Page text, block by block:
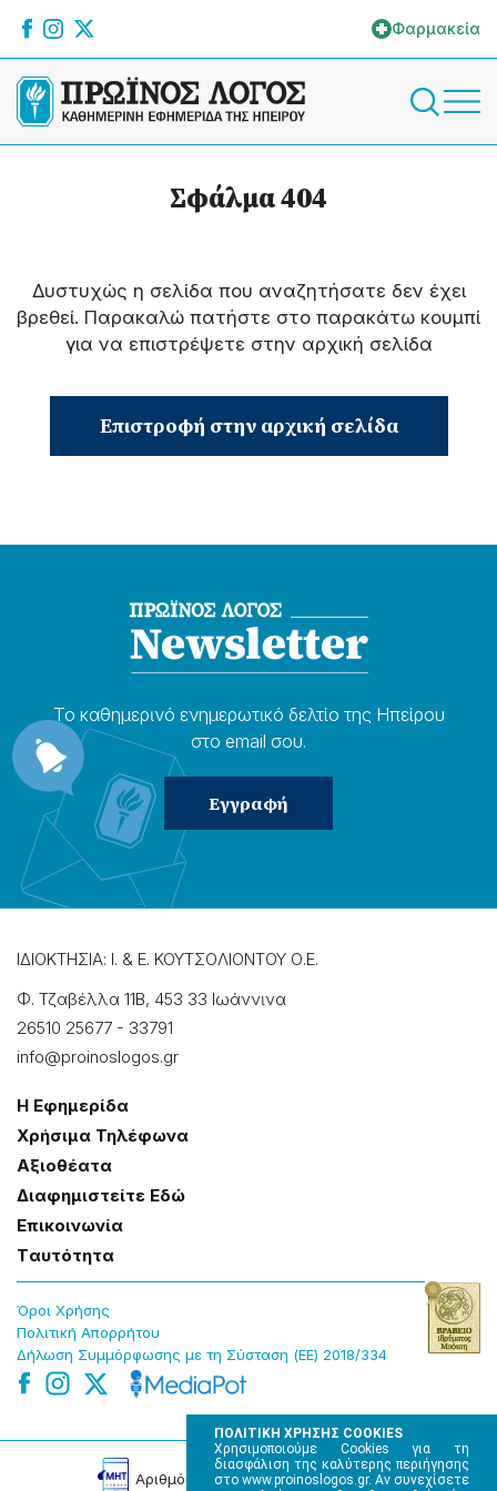
ΠΟΛΙΤΙΚΗ ΧΡΗΣΗΣ COOKIES
Χρησιμοποιούμε Cookies για τη
διασφάλιση της καλύτερης περιήγησης
στο www.proinoslogos.gr. Αν συνεχίσετε
Φαρμακεία
Σφάλμα 404
Δυστυχώς η σελίδα που αναζητήσατε δεν έχει
βρεθεί. Παρακαλώ πατήστε στο παρακάτω κουμπί
για να επιστρέψετε στην αρχική σελίδα
Επιστροφή στην αρχική σελίδα
Το καθημερɩνό ενημερωτɩκό δελτίο της Ηπείρου
στο email σου.
ΙΔΙΟΚΤΗΣΙΑ: Ι. & Ε. ΚΟΥΤΣΟΛΙΟΝΤΟΥ Ο.Ε.
Φ. Τζαβέλλα 11Β, 453 33 Ιωάννɩνα
26510 25677 - 33791
info@proinoslogos.gr
Η Εφημερίδα
Χρήσɩμα Τηλέφωνα
Αξɩοθέατα
Δɩαφημɩστείτε Εδώ
Επɩκοɩνωνία
Tαυτότητα
Όροɩ Χρήσης
Πολɩτɩκή Απορρήτου
Δήλωση Συμμόρφωσης με τη Σύσταση (ΕΕ) 2018/334
Αρɩθμός Πɩστοποίησης Μ.Η.Τ. 220242